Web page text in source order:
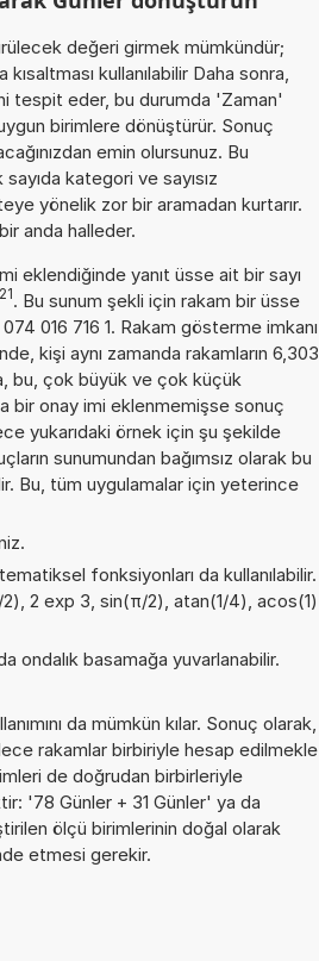
değeri girmek mümkündür;
kullanılabilir Daha sonra,
tespit eder, bu durumda 'Zaman'
birimlere dönüştürür. Sonuç
emin olursunuz. Bu
sayıda kategori ve sayısız
yönelik zor bir aramadan kurtarır.
anda halleder.
eklendiğinde yanıt üsse ait bir sayı
21. Bu sunum şekli için rakam bir üsse
016 716 1. Rakam gösterme imkanı
kişi aynı zamanda rakamların 6,303
bu, çok büyük ve çok küçük
bir onay imi eklenmemişse sonuç
yukarıdaki örnek için şu şekilde
sunumundan bağımsız olarak bu
Bu, tüm uygulamalar için yeterince
fonksiyonları da kullanılabilir.
2 exp 3, sin(π/2), atan(1/4), acos(1)
ondalık basamağa yuvarlanabilir.
da mümkün kılar. Sonuç olarak,
rakamlar birbiriyle hesap edilmekle
de doğrudan birbirleriyle
'78 Günler + 31 Günler' ya da
ölçü birimlerinin doğal olarak
etmesi gerekir.